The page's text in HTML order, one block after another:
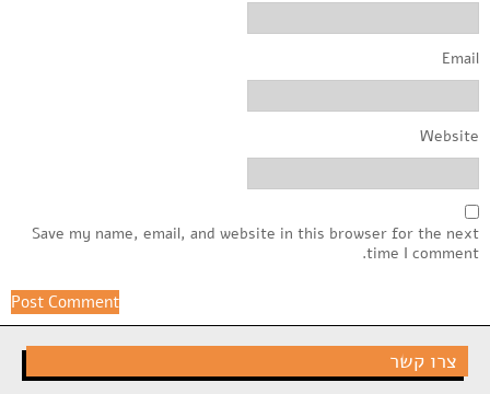
Email
Website
Save my name, email, and website in this browser for the next
time I comment.
צרו קשר